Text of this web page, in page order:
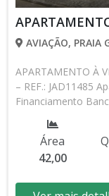
AVIAÇÃO, PRAIA
APARTAMENTO À
– REF.: JAD11485
Financiamento
Financiamento
Sala ampla •
Banheiro social • 2
total: 70,00m²
Festas
Área
42,00